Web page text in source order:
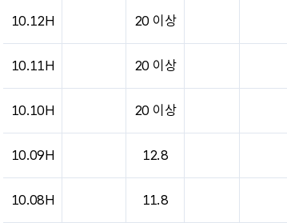
10.12H 20 이상
10.11H 20 이상
10.10H 20 이상
10.09H 12.8
10.08H 11.8